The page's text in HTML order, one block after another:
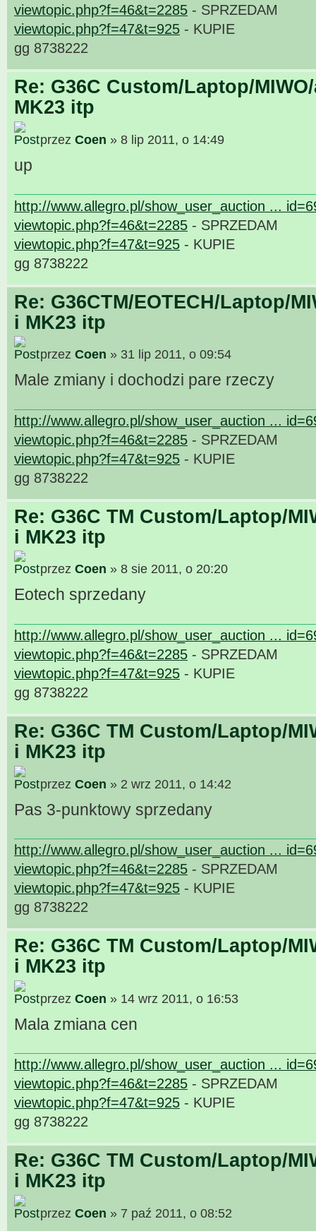
viewtopic.php?f=46&t=2285 - SPRZEDAM
viewtopic.php?f=47&t=925 - KUPIE
gg 8738222
Re: G36C Custom/Laptop/
MK23 itp
przez Coen » 8 lip 2011, o 14:49
up
http://www.allegro.pl/show_user_auction ...
viewtopic.php?f=46&t=2285 - SPRZEDAM
viewtopic.php?f=47&t=925 - KUPIE
gg 8738222
Re: G36CTM/EOTECH/Laptop/
i MK23 itp
przez Coen » 31 lip 2011, o 09:54
Male zmiany i dochodzi pare rzeczy
http://www.allegro.pl/show_user_auction ...
viewtopic.php?f=46&t=2285 - SPRZEDAM
viewtopic.php?f=47&t=925 - KUPIE
gg 8738222
Re: G36C TM Custom/Laptop/
i MK23 itp
przez Coen » 8 sie 2011, o 20:20
Eotech sprzedany
http://www.allegro.pl/show_user_auction ...
viewtopic.php?f=46&t=2285 - SPRZEDAM
viewtopic.php?f=47&t=925 - KUPIE
gg 8738222
Re: G36C TM Custom/Laptop/
i MK23 itp
przez Coen » 2 wrz 2011, o 14:42
Pas 3-punktowy sprzedany
http://www.allegro.pl/show_user_auction ...
viewtopic.php?f=46&t=2285 - SPRZEDAM
viewtopic.php?f=47&t=925 - KUPIE
gg 8738222
Re: G36C TM Custom/Laptop/
i MK23 itp
przez Coen » 14 wrz 2011, o 16:53
Mala zmiana cen
http://www.allegro.pl/show_user_auction ...
viewtopic.php?f=46&t=2285 - SPRZEDAM
viewtopic.php?f=47&t=925 - KUPIE
gg 8738222
Re: G36C TM Custom/Laptop/
i MK23 itp
przez Coen » 7 paź 2011, o 08:52